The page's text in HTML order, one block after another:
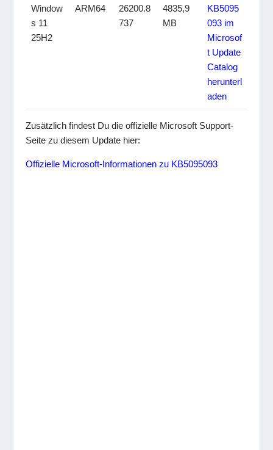
Window
s 11
25H2
ARM64
26200.8
737
4835,9
MB
KB5095
093 im
Microsof
t Update
Catalog
herunterl
aden
Zusätzlich findest Du die offizielle Microsoft Support-
Seite zu diesem Update hier:
Offizielle Microsoft-Informationen zu KB5095093